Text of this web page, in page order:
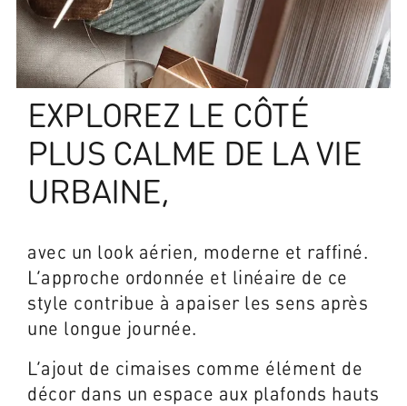
EXPLOREZ LE CÔTÉ
PLUS CALME DE LA VIE
URBAINE,
avec un look aérien, moderne et raffiné.
L’approche ordonnée et linéaire de ce
style contribue à apaiser les sens après
une longue journée.
L’ajout de cimaises comme élément de
décor dans un espace aux plafonds hauts